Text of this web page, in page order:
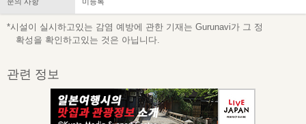
*시설이 실시하고있는 감염 예방에 관한 기재는 Gurunavi가 그 정
확성을 확인하고있는 것은 아닙니다.
관련 정보